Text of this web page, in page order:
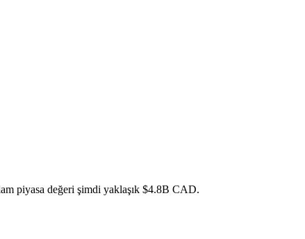
piyasa değeri şimdi yaklaşık $4.8B CAD.